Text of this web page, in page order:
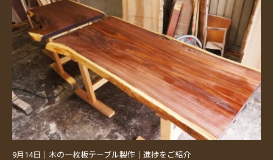
9月14日｜木の一枚板テーブル製作｜進捗をご紹介